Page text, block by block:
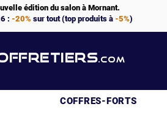
édition du salon à Mornant.
: -20% sur tout (top produits à -5%)
.COM
COFFRES-FORTS